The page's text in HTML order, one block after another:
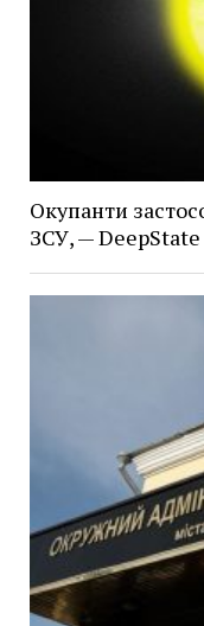
Окупанти
ЗСУ, — DeepState